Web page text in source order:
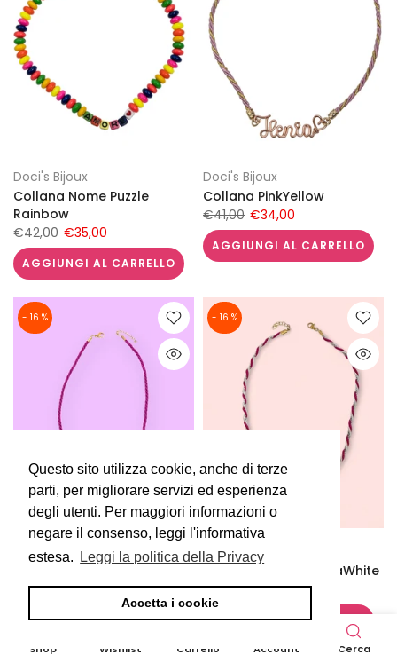
Questo sito utilizza cookie, anche di terze
parti, per migliorare servizi ed esperienza
degli utenti. Per maggiori informazioni o
negare il consenso, leggi l'informativa
estesa.
Leggi la politica della Privacy
Accetta i cookie
Questo sito utilizza cookie, anche di terze
parti, per migliorare servizi ed esperienza
degli utenti. Per maggiori informazioni o
negare il consenso, leggi l'informativa
estesa.
Leggi la politica della Privacy
Accetta i cookie
Doci's Bijoux
Collana Nome Puzzle
Rainbow
€42,00 €35,00
AGGIUNGI AL CARRELLO
Doci's Bijoux
Collana PinkYellow
€41,00 €34,00
AGGIUNGI AL CARRELLO
- 16 %
Doci's Bijoux
€32,00 €27,00
AGGIUNGI AL CARRELLO
- 16 %
Doci's Bijoux
Collana Coton FucsiaWhite
€32,00 €27,00
AGGIUNGI AL CARRELLO
Shop
0
Wishlist
0
Carrello Account Cerca